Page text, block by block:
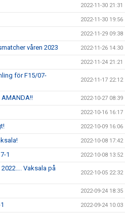
2022-11-30 21:31
2022-11-30 19:56
2022-11-29 09:38
våren 2023 2022-11-26 14:30
2022-11-24 21:21
för F15/07-
2022-11-17 22:12
AMANDA!! 2022-10-27 08:39
2022-10-16 16:17
2022-10-09 16:06
2022-10-08 17:42
1 2022-10-08 13:52
Vaksala på
2022-10-05 22:32
2022-09-24 18:35
2022-09-24 10:03